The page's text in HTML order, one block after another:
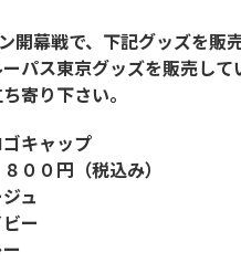
開幕戦で、下記グッズを販
パス東京グッズを販売し
寄り下さい。
キャップ
００円（税込み）
ュ